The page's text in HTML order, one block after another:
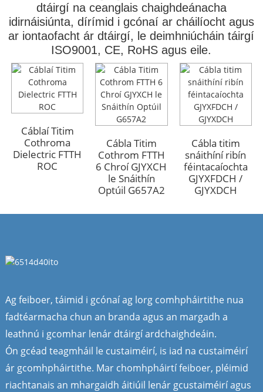
dtáirgí na ceanglais chaighdeánacha
idirnáisiúnta, dírímid i gcónaí ar cháilíocht agus
ar iontaofacht ár dtáirgí, le deimhniúcháin táirgí
ISO9001, CE, RoHS agus eile.
Cáblaí Titim
Cothroma
Dielectric FTTH
ROC
Cábla Titim
Cothrom FTTH
6 Chroí GJYXCH
le Snáithín
Optúil G657A2
Cábla titim
snáithíní ribín
féintacaíochta
GJYXFDCH /
GJYXDCH
Cábla Optúil
Lasmuigh Armúrtha
GYFTA53 96 Croí
Cábla Optúil
Lasmuigh Armúrtha
GYFTA53 96 Croí
Ag feiboer, táimid i gcónaí ag lorg comhpháirtithe nua
fadtéarmacha chun an branda agus an margadh a
leathnú i gcomhar lenár dtáirgí ardchaighdeáin.
Ón gcéad teagmháil le custaiméirí, is iad na custaiméirí
ár gcomhpháirtithe. Mar chomhpháirtí feiboer, pléimid
riachtanais an mhargaidh áitiúil lenár gcustaiméirí agus